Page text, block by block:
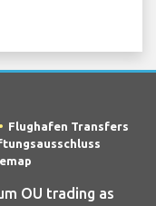
Flughafen Transfers
OU trading as